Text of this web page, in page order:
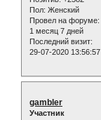
Пол: Женский
Провел на форуме:
1 месяц 7 дней
Последний визит:
29-07-2020 13:56:57
gambler
Участник